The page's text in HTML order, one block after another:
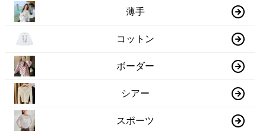
薄手
コットン
ボーダー
シアー
スポーツ